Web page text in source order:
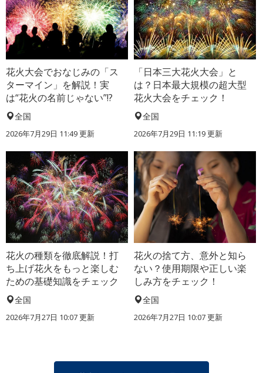
花火大会でおなじみの「ス
ターマイン」を解説！実
は“花火の名前じゃない”!?
全国
2026年7月29日 11:49 更新
「日本三大花火大会」と
は？日本最大規模の超大型
花火大会をチェック！
全国
2026年7月29日 11:19 更新
花火の種類を徹底解説！打
ち上げ花火をもっと楽しむ
ための基礎知識をチェック
全国
2026年7月27日 10:07 更新
花火の捨て方、意外と知ら
ない？使用期限や正しい楽
しみ方をチェック！
全国
2026年7月27日 10:07 更新